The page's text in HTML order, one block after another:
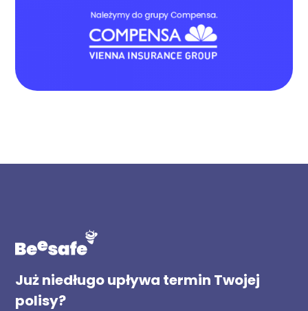
Już niedługo upływa termin Twojej
polisy?